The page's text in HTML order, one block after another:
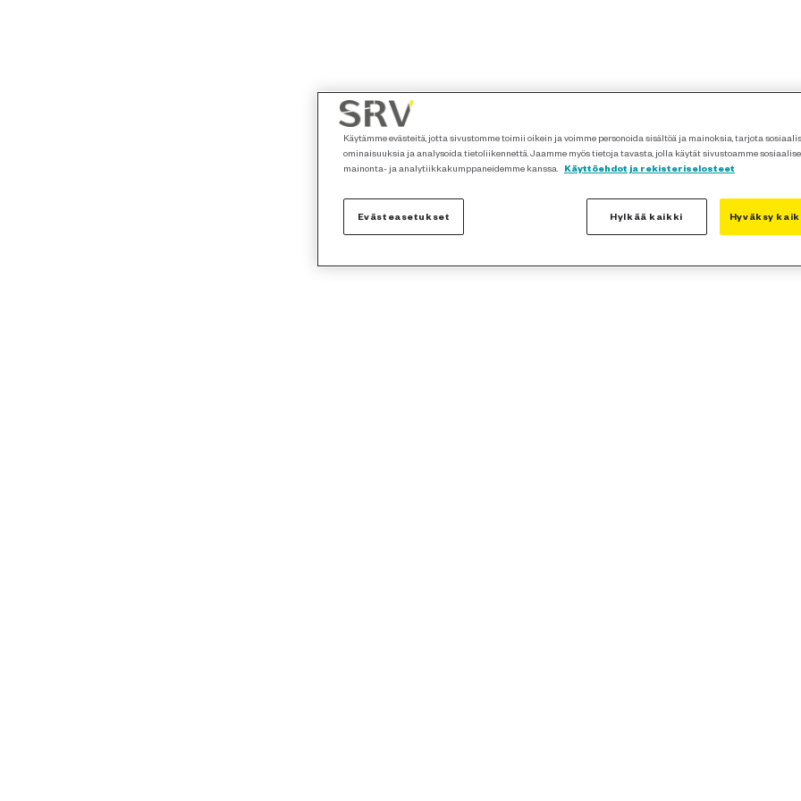
Käytämme evästeitä, jotta sivustomme toimii oikein ja voimme personoida sisältöä ja mainoksia, tarjota
ominaisuuksia ja analysoida tietoliikennettä. Jaamme myös tietoja tavasta, jolla käytät sivustoamme
mainonta- ja analytiikkakumppaneidemme kanssa.
Käyttöehdot ja rekisteriselosteet
Evästeasetukset Hylkää kaikki Hyväksy